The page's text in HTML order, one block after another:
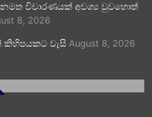
විචාරණයක් අවශ්‍ය වුවහොත්
8, 2026
කිහිපයකට වැසි August 8, 2026